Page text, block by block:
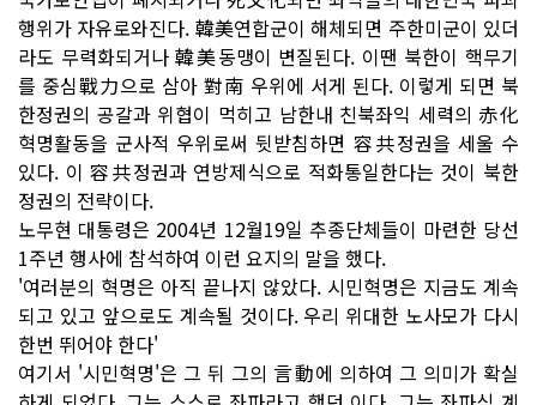
행위가 자유로와진다. 韓美연합군이 해체되면 주한미군이 있더
라도 무력화되거나 韓美동맹이 변질된다. 이땐 북한이 핵무기
를 중심戰力으로 삼아 對南 우위에 서게 된다. 이렇게 되면 북
한정권의 공갈과 위협이 먹히고 남한내 친북좌익 세력의 赤化
혁명활동을 군사적 우위로써 뒷받침하면 容共정권을 세울 수
있다. 이 容共정권과 연방제식으로 적화통일한다는 것이 북한
정권의 전략이다.
노무현 대통령은 2004년 12월19일 추종단체들이 마련한 당선
1주년 행사에 참석하여 이런 요지의 말을 했다.
'여러분의 혁명은 아직 끝나지 않았다. 시민혁명은 지금도 계속
되고 있고 앞으로도 계속될 것이다. 우리 위대한 노사모가 다시
한번 뛰어야 한다'
여기서 '시민혁명'은 그 뒤 그의 言動에 의하여 그 의미가 확실